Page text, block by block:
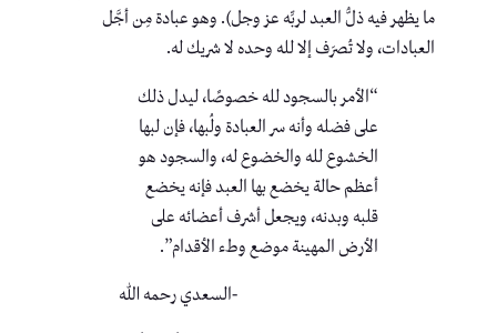
ما يظهر فيه ذلُّ العبد لربِّه عز وجل). وهو عبادة مِن أجَّل
العبادات، ولا تُصرَف إلا لله وحده لا شريك له.
“الأمر بالسجود لله خصوصًا، ليدل ذلك
على فضله وأنه سر العبادة ولُبها، فإن لبها
الخشوع لله والخضوع له، والسجود هو
أعظم حالة يخضع بها العبد فإنه يخضع
قلبه وبدنه، ويجعل أشرف أعضائه على
الأرض المهينة موضع وطء الأقدام”.
-السعدي رحمه الله